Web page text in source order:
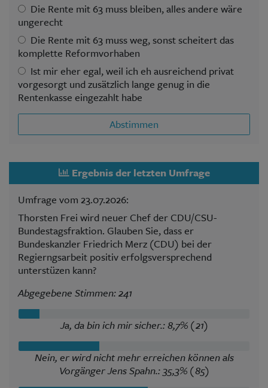
Die Rente mit 63 muss bleiben, alles andere wäre
ungerecht
Die Rente mit 63 muss weg, sonst scheitert das
komplette Reformvorhaben
Ist mir eher egal, weil ich eh ausreichend privat
vorgesorgt und zusätzlich lange genug in die
Rentenkasse eingezahlt habe
Abstimmen
Ergebnis der letzten Umfrage
Umfrage vom 23.07.2026:
Thorsten Frei wird neuer Chef der CDU/CSU-
Bundestagsfraktion. Glauben Sie, dass er
Bundeskanzler Friedrich Merz (CDU) bei der
Regierngsarbeit positiv erfolgsversprechend
unterstüzen kann?
Abgegebene Stimmen: 241
Ja, da bin ich mir sicher.: 8,7% (21)
Nein, er wird nicht mehr erreichen können als
Vorgänger Jens Spahn.: 35,3% (85)